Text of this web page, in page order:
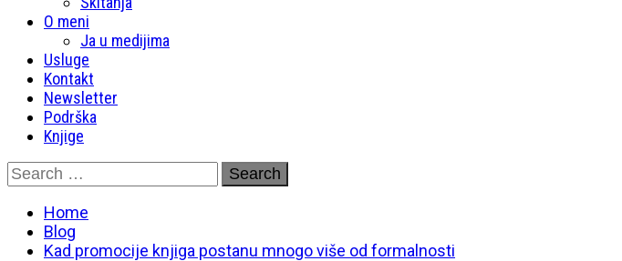
O meni
Ja u medijima
Usluge
Kontakt
Newsletter
Podrška
Knjige
Skip
to
content
Search
for:
Home
Blog
Kad promocije knjiga postanu mnogo više od formalnosti